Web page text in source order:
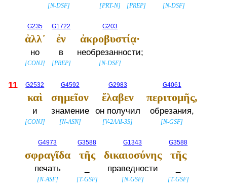
[N-DSF] [PRT-N] [PREP] [N-DSF]
G235
ἀλλ᾽
но
[CONJ]
G1722
ἐν
в
[PREP]
G203
ἀκροβυστίᾳ·
необрезанности;
[N-DSF]
11 G2532
καὶ
и
[CONJ]
G4592
σημεῖον
знамение
[N-ASN]
G2983
ἔλαβεν
он получил
[V-2AAI-3S]
G4061
περιτομῆς,
обрезания,
[N-GSF]
G4973
σφραγῖδα
печать
[N-ASF]
G3588
τῆς
[T-GSF]
G1343
δικαιοσύνης
праведности
[N-GSF]
G3588
τῆς
[T-GSF]